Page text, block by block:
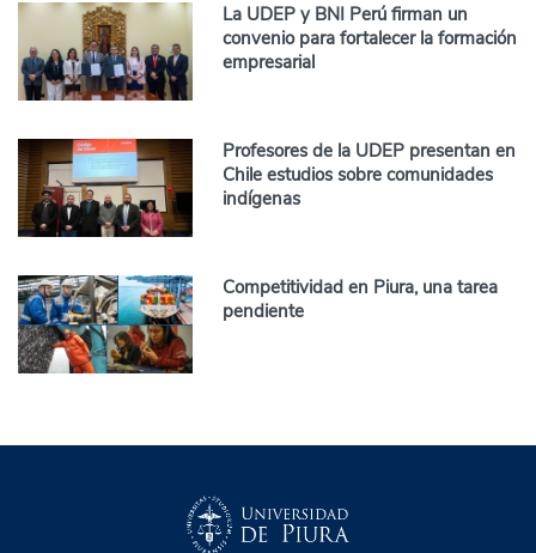
La UDEP y BNI Perú firman un
convenio para fortalecer la formación
empresarial
Profesores de la UDEP presentan en
Chile estudios sobre comunidades
indígenas
Competitividad en Piura, una tarea
pendiente